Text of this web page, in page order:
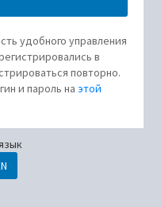
удобного управления
в
повторно.
и пароль наэтой